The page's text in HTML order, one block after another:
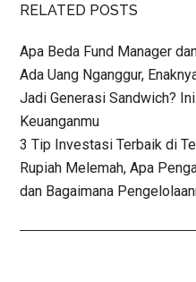
RELATED POSTS
Apa Beda Fund Manager
Ada Uang Nganggur,
Jadi Generasi Sandwich?
Keuanganmu
3 Tip Investasi Terbaik di
Rupiah Melemah, Apa
dan Bagaimana